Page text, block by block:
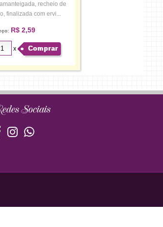
recheio de
finalizada com ervi...
R$ 2,59
x Comprar
Sociais